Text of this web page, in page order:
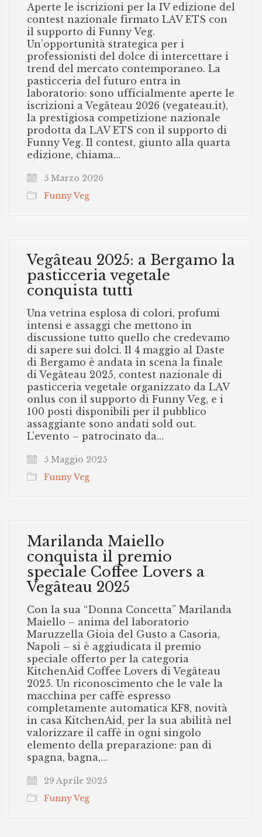
Aperte le iscrizioni per la IV edizione del
contest nazionale firmato LAV ETS con
il supporto di Funny Veg.
Un’opportunità strategica per i
professionisti del dolce di intercettare i
trend del mercato contemporaneo. La
pasticceria del futuro entra in
laboratorio: sono ufficialmente aperte le
iscrizioni a Vegâteau 2026 (vegateau.it),
la prestigiosa competizione nazionale
prodotta da LAV ETS con il supporto di
Funny Veg. Il contest, giunto alla quarta
edizione, chiama…
5 Marzo 2026
Funny Veg
Vegâteau 2025: a Bergamo la
pasticceria vegetale
conquista tutti
Una vetrina esplosa di colori, profumi
intensi e assaggi che mettono in
discussione tutto quello che credevamo
di sapere sui dolci. Il 4 maggio al Daste
di Bergamo è andata in scena la finale
di Vegâteau 2025, contest nazionale di
pasticceria vegetale organizzato da LAV
onlus con il supporto di Funny Veg, e i
100 posti disponibili per il pubblico
assaggiante sono andati sold out.
L’evento – patrocinato da…
5 Maggio 2025
Funny Veg
Marilanda Maiello
conquista il premio
speciale Coffee Lovers a
Vegâteau 2025
Con la sua “Donna Concetta” Marilanda
Maiello – anima del laboratorio
Maruzzella Gioia del Gusto a Casoria,
Napoli – si è aggiudicata il premio
speciale offerto per la categoria
KitchenAid Coffee Lovers di Vegâteau
2025. Un riconoscimento che le vale la
macchina per caffè espresso
completamente automatica KF8, novità
in casa KitchenAid, per la sua abilità nel
valorizzare il caffè in ogni singolo
elemento della preparazione: pan di
spagna, bagna,…
29 Aprile 2025
Funny Veg